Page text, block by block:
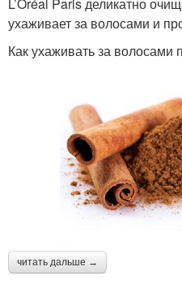
L’Oréal Paris деликатно
ухаживает за волосами и
Как ухаживать за
читать дальше →